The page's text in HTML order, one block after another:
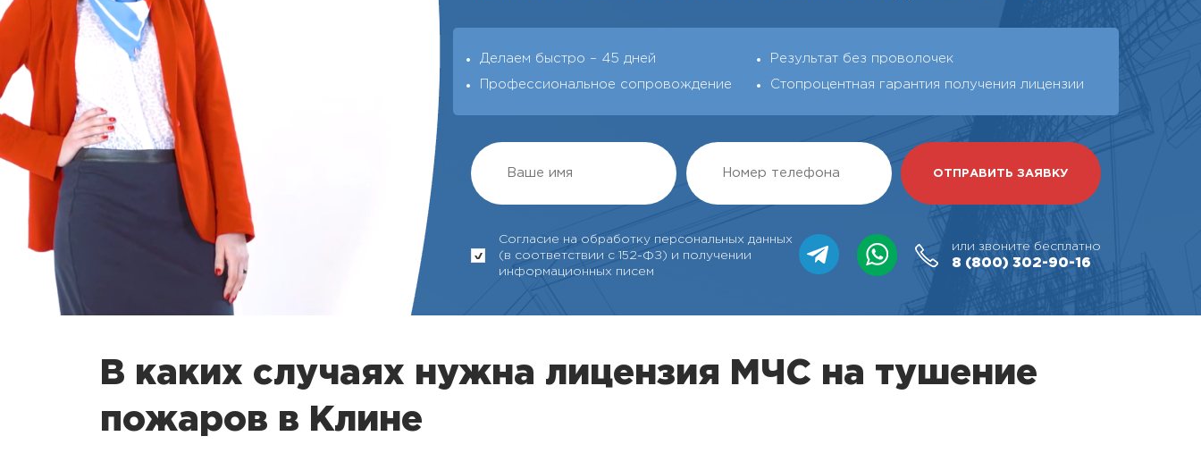
Делаем быстро – 45 дней Результат без проволочек
Профессиональное сопровождение Стопроцентная гарантия получения лицензии
Согласие на обработку персональных данных
(в соответствии с 152-ФЗ) и получении
информационных писем
или звоните бесплатно
8 (800) 302-90-16
В каких случаях нужна лицензия МЧС на тушение
пожаров в Клине